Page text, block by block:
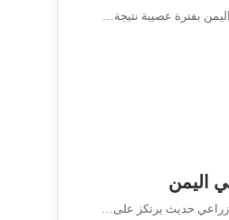
بفترة عصيبة نتيجة…
اليمن
زراعي حديث يرتكز على…